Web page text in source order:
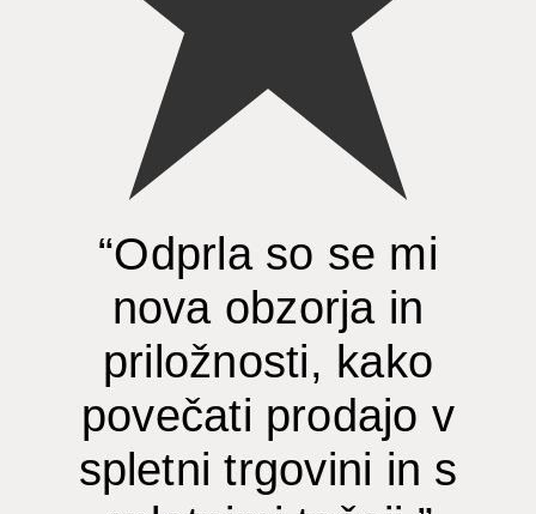
“Odprla so se mi
nova obzorja in
priložnosti, kako
povečati prodajo v
spletni trgovini in s